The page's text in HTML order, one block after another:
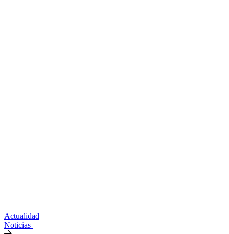
Actualidad
Noticias